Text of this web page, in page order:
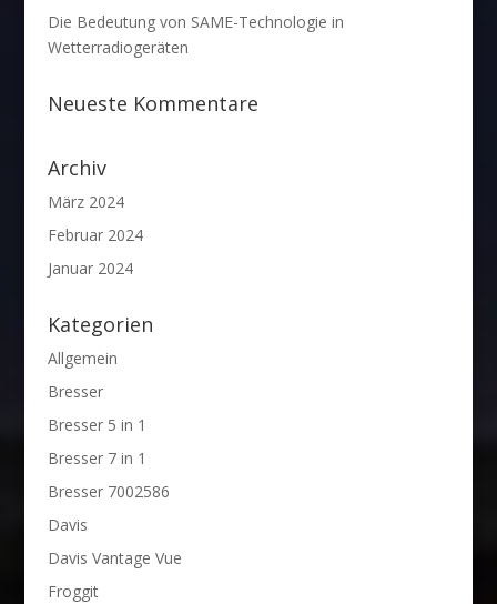
Die Bedeutung von SAME-Technologie in
Wetterradiogeräten
Neueste Kommentare
Archiv
März 2024
Februar 2024
Januar 2024
Kategorien
Allgemein
Bresser
Bresser 5 in 1
Bresser 7 in 1
Bresser 7002586
Davis
Davis Vantage Vue
Froggit